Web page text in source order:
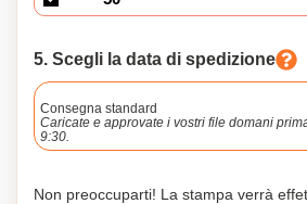
5. Scegli la data di spedizione
Consegna standard
Caricate e approvate i vostri file domani
9:30.
Non preoccuparti! La stampa verrà